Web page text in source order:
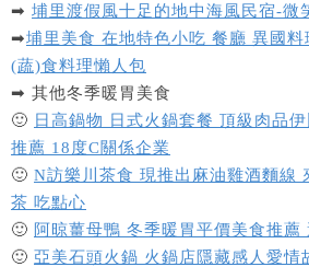
➡ 埔里渡假風十足的地中海風民宿-微
➡埔里美食 在地特色小吃 餐廳 異國
(蔬)食料理懶人包
➡ 其他冬季暖胃美食
🙂 日高鍋物 日式火鍋套餐 頂級肉品
推薦 18度C關係企業
🙂 N訪樂川茶食 現推出麻油雞酒麵線
茶 吃點心
🙂 阿晾薑母鴨 冬季暖胃平價美食推薦
🙂 亞美石頭火鍋 火鍋店隱藏感人愛情